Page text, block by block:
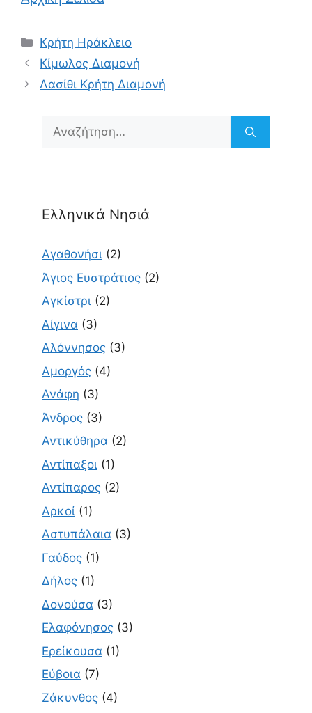
Κατηγορίες
Κρήτη Ηράκλειο
Κίμωλος Διαμονή
Λασίθι Κρήτη Διαμονή
Αναζήτηση
Ελληνικά Νησιά
Αγαθονήσι (2)
Άγιος Ευστράτιος (2)
Αγκίστρι (2)
Αίγινα (3)
Αλόννησος (3)
Αμοργός (4)
Ανάφη (3)
Άνδρος (3)
Αντικύθηρα (2)
Αντίπαξοι (1)
Αντίπαρος (2)
Αρκοί (1)
Αστυπάλαια (3)
Γαύδος (1)
Δήλος (1)
Δονούσα (3)
Ελαφόνησος (3)
Ερείκουσα (1)
Εύβοια (7)
Ζάκυνθος (4)